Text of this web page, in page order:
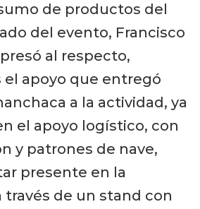
de productos del
del evento, Francisco
al respecto,
el apoyo que entregó
a la actividad, ya
el apoyo logístico, con
y patrones de nave,
presente en la
través de un stand con